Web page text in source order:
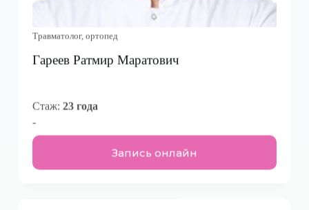
Травматолог, ортопед
Гареев Ратмир Маратович
Стаж: 23 года
-
Запись онлайн